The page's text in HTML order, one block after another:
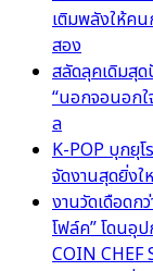
เติมพลังให้ค
สอง
สลัดลุคเดิมสุ
“นอกจอนอกใ
ล
K-POP บุกยุโ
จัดงานสุดยิ่ง
งานวัดเดือดก
โฟล์ค” โดนอุ
COIN CHEF